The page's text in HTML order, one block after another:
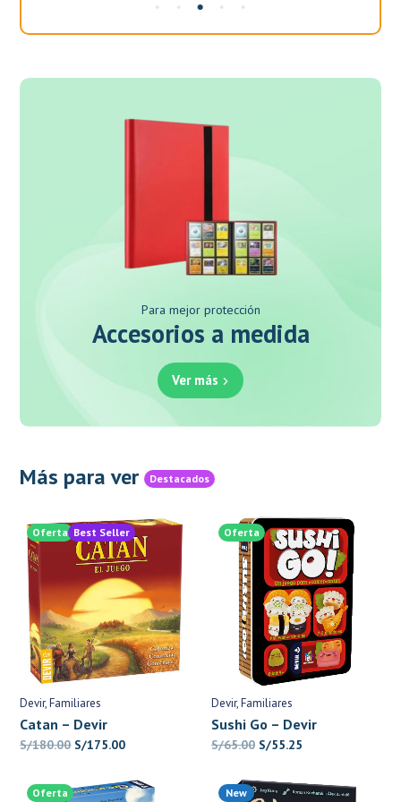
Para mejor protección
Accesorios a medida
Ver más
Más para ver Destacados
Oferta Best Seller
Devir Familiares
Catan – Devir
S/180.00 El
original
S/175.00El
actual
Oferta
Devir Familiares
Sushi Go – Devir
S/65.00 El
original
S/55.25
actual
Oferta New